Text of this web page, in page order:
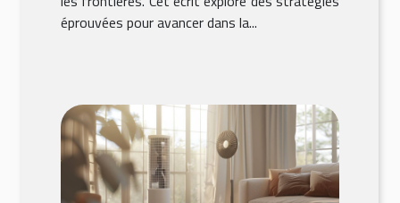
éprouvées pour avancer dans la...